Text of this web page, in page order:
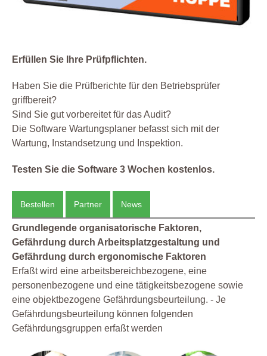
Erfüllen Sie Ihre Prüfpflichten.
Haben Sie die Prüfberichte für den Betriebsprüfer
griffbereit?
Sind Sie gut vorbereitet für das Audit?
Die Software Wartungsplaner befasst sich mit der
Wartung, Instandsetzung und Inspektion.
Testen Sie die Software 3 Wochen kostenlos.
Bestellen Partner News
Grundlegende organisatorische Faktoren,
Gefährdung durch Arbeitsplatzgestaltung und
Gefährdung durch ergonomische Faktoren
Erfaßt wird eine arbeitsbereichbezogene, eine
personenbezogene und eine tätigkeitsbezogene sowie
eine objektbezogene Gefährdungsbeurteilung. - Je
Gefährdungsbeurteilung können folgenden
Gefährdungsgruppen erfaßt werden